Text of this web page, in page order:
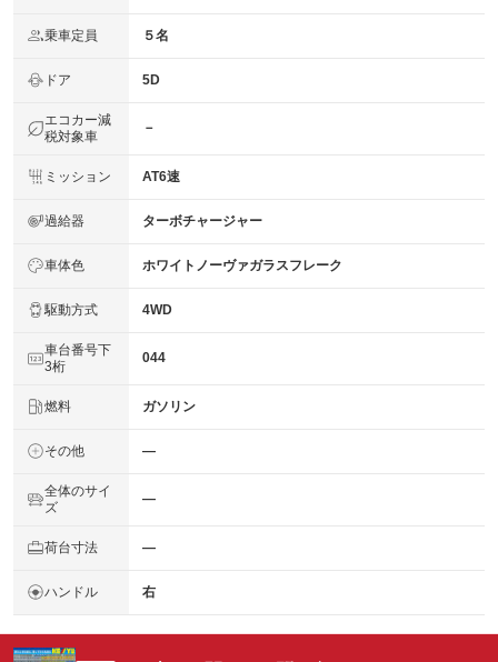
乗車定員 ５名
ドア 5D
エコカー減
税対象車
－
ミッション AT6速
過給器 ターボチャージャー
車体色 ホワイトノーヴァガラスフレーク
駆動方式 4WD
車台番号下
3桁
044
燃料 ガソリン
その他 ―
全体のサイ
ズ
―
荷台寸法 ―
ハンドル 右